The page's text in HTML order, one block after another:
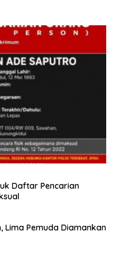
Daftar Pencarian
Lima Pemuda Diamankan